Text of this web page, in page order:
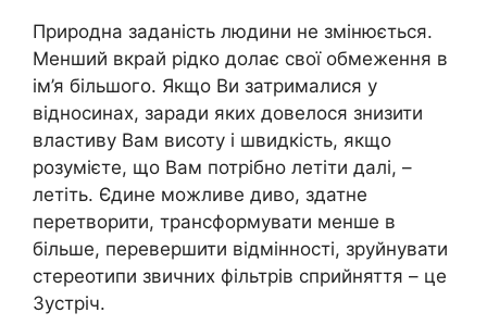
Природна заданість людини не змінюється.
Менший вкрай рідко долає свої обмеження в
ім’я більшого. Якщо Ви затрималися у
відносинах, заради яких довелося знизити
властиву Вам висоту і швидкість, якщо
розумієте, що Вам потрібно летіти далі, –
летіть. Єдине можливе диво, здатне
перетворити, трансформувати менше в
більше, перевершити відмінності, зруйнувати
стереотипи звичних фільтрів сприйняття – це
Зустріч.